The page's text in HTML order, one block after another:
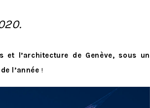
l’architecture de Genève, sous un
l’année!